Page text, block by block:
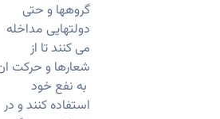
گروهها و حتی
دولتهایی مداخله
می کنند تا از
شعارها و حرکت ان
به نفع خود
استفاده کنند و در